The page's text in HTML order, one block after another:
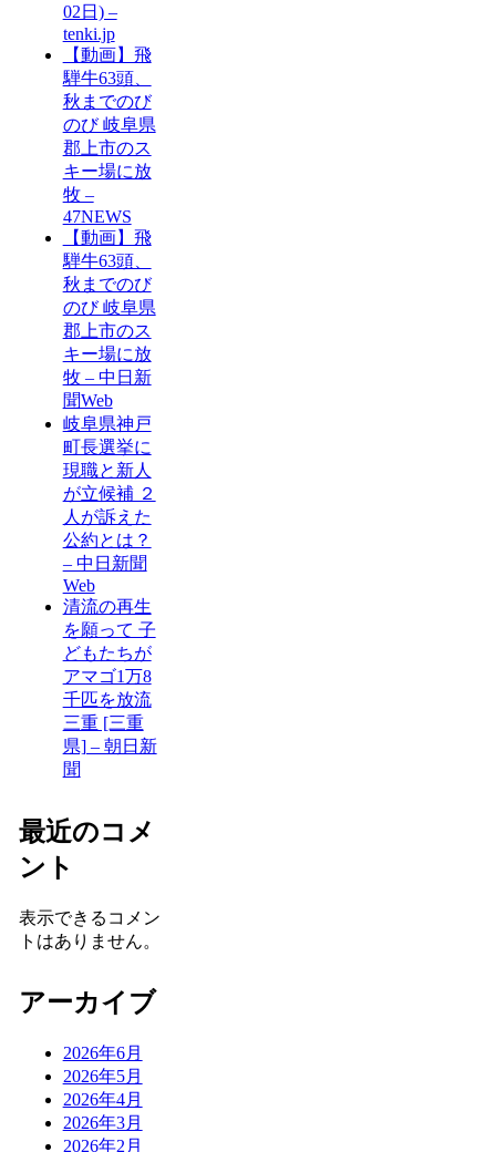
02日) –
tenki.jp
【動画】飛
騨牛63頭、
秋までのび
のび 岐阜県
郡上市のス
キー場に放
牧 –
47NEWS
【動画】飛
騨牛63頭、
秋までのび
のび 岐阜県
郡上市のス
キー場に放
牧 – 中日新
聞Web
岐阜県神戸
町長選挙に
現職と新人
が立候補 ２
人が訴えた
公約とは？
– 中日新聞
Web
清流の再生
を願って 子
どもたちが
アマゴ1万8
千匹を放流
三重 [三重
県] – 朝日新
聞
最近のコメ
ント
表示できるコメン
トはありません。
アーカイブ
2026年6月
2026年5月
2026年4月
2026年3月
2026年2月